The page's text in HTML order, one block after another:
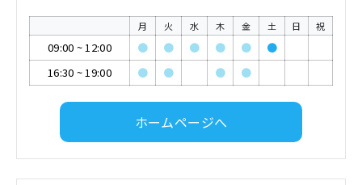
月 火 水 木 金 土 日 祝
09:00 ~12:00 ● ● ● ● ●
●
16:30 ~19:00 ● ● ● ●
ホームページへ